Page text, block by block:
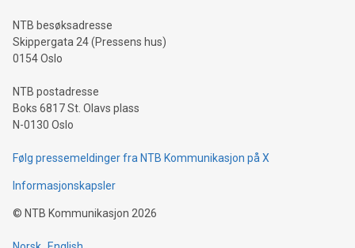
NTB besøksadresse
Skippergata 24 (Pressens hus)
0154 Oslo
NTB postadresse
Boks 6817 St. Olavs plass
N-0130 Oslo
Følg pressemeldinger fra NTB Kommunikasjon på X
Informasjonskapsler
© NTB Kommunikasjon 2026